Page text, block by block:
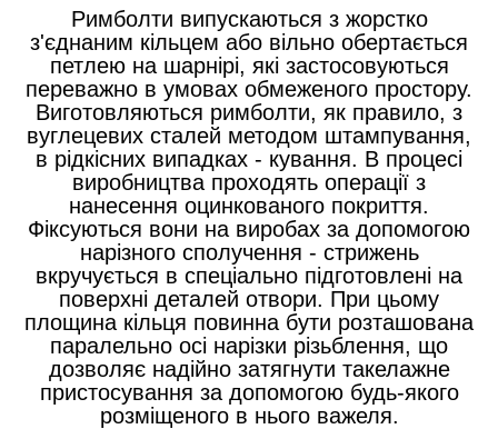
Римболти випускаються з жорстко
з'єднаним кільцем або вільно обертається
петлею на шарнірі, які застосовуються
переважно в умовах обмеженого простору.
Виготовляються римболти, як правило, з
вуглецевих сталей методом штампування,
в рідкісних випадках - кування. В процесі
виробництва проходять операції з
нанесення оцинкованого покриття.
Фіксуються вони на виробах за допомогою
нарізного сполучення - стрижень
вкручується в спеціально підготовлені на
поверхні деталей отвори. При цьому
площина кільця повинна бути розташована
паралельно осі нарізки різьблення, що
дозволяє надійно затягнути такелажне
пристосування за допомогою будь-якого
розміщеного в нього важеля.